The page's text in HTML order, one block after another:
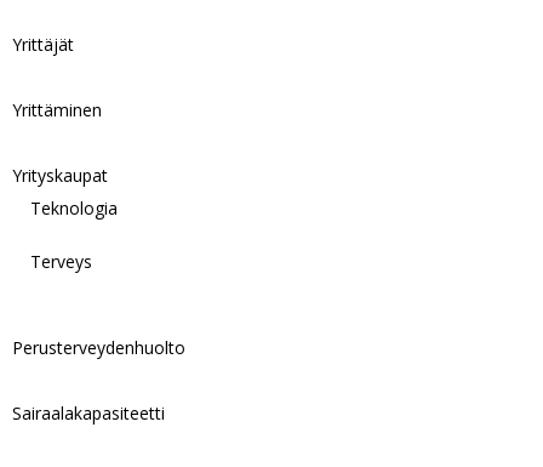
Yrittäjät
Yrittäminen
Yrityskaupat
Teknologia
Terveys
Perusterveydenhuolto
Sairaalakapasiteetti